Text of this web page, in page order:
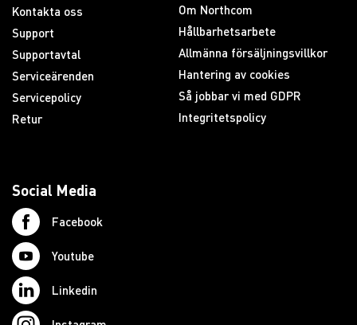
Kontakta oss
Support
Supportavtal
Serviceärenden
Servicepolicy
Retur
Om Northcom
Hållbarhetsarbete
Allmänna försäljningsvillkor
Hantering av cookies
Så jobbar vi med GDPR
Integritetspolicy
Social Media
Facebook
Youtube
Linkedin